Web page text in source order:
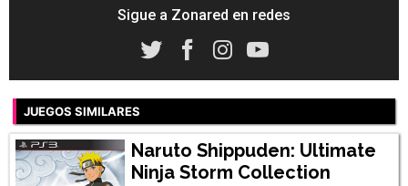
Sigue a Zonared en redes
JUEGOS SIMILARES
Naruto Shippuden: Ultimate
Ninja Storm Collection